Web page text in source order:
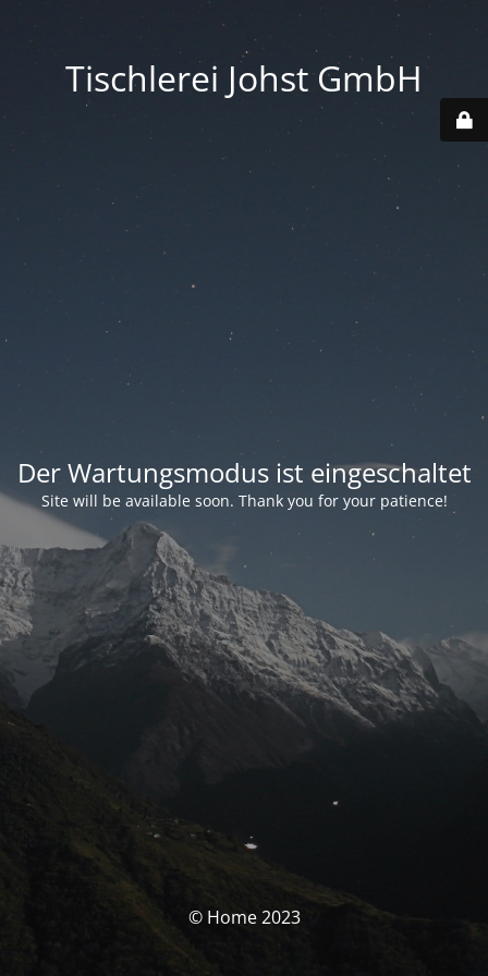
Tischlerei Johst GmbH
Der Wartungsmodus ist eingeschaltet
Site will be available soon. Thank you for your patience!
© Home 2023